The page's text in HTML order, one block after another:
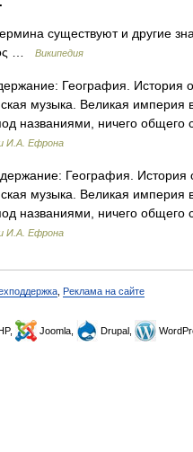
существуют и другие
…
Википедия
География. История
музыка. Великая империя
названиями, ничего
И.А. Ефрона
География. История
музыка. Великая империя
названиями, ничего
И.А. Ефрона
Реклама на сайте
Joomla, Drupal,